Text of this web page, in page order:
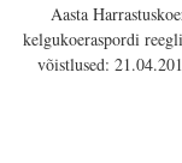
Aasta
kelgukoeraspordi
võistlused: